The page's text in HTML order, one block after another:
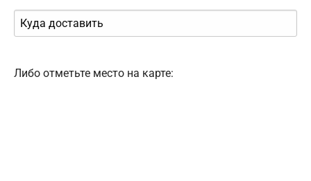
Либо отметьте место на карте: